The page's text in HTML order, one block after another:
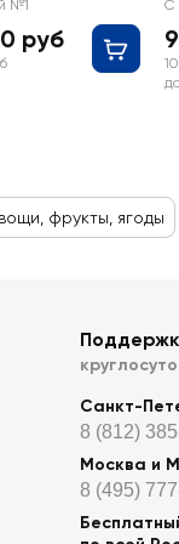
№1
руб
С
фрукты, ягоды
Санкт-
8 (812)
Москва и
8 (495)